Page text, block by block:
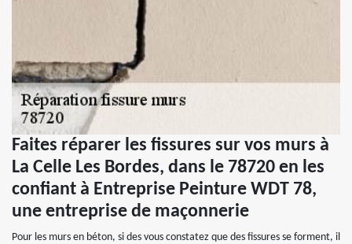
Faites réparer les fissures sur vos murs à
La Celle Les Bordes, dans le 78720 en les
confiant à Entreprise Peinture WDT 78,
une entreprise de maçonnerie
Pour les murs en béton, si des vous constatez que des fissures se forment, il